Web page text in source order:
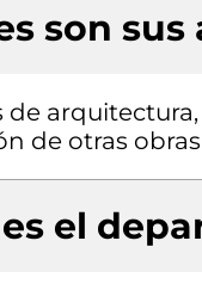
son
de
de otras
el